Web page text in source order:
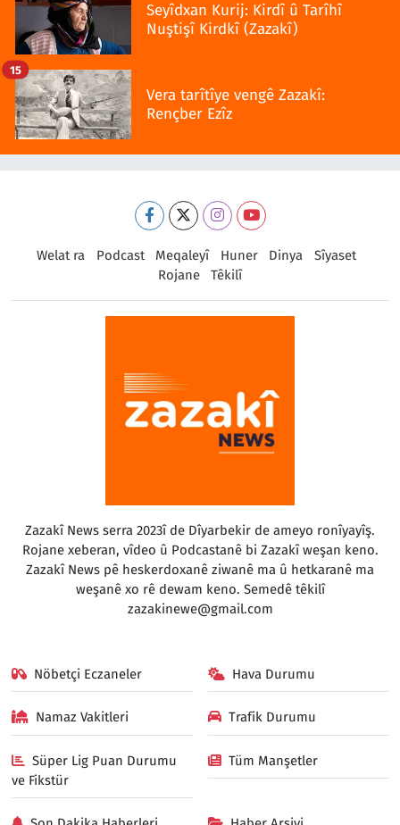
Seyîdxan Kurij: Kirdî û Tarîhî
Nuştişî Kirdkî (Zazakî)
Vera tarîtîye vengê Zazakî:
Rençber Ezîz
15
Welat ra Podcast Meqaleyî Huner Dinya
Sîyaset
Rojane
Têkilî
Zazakî News serra 2023î de Dîyarbekir de ameyo ronîyayîş.
Rojane xeberan, vîdeo û Podcastanê bi Zazakî weşan keno.
Zazakî News pê heskerdoxanê ziwanê ma û hetkaranê ma
weşanê xo rê dewam keno. Semedê têkilî
zazakinewe@gmail.com
Nöbetçi Eczaneler Hava Durumu
Namaz Vakitleri Trafik Durumu
Süper Lig Puan Durumu
ve Fikstür
Tüm Manşetler